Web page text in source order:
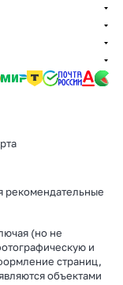
рекомендательные
(но не
и
страниц,
объектами